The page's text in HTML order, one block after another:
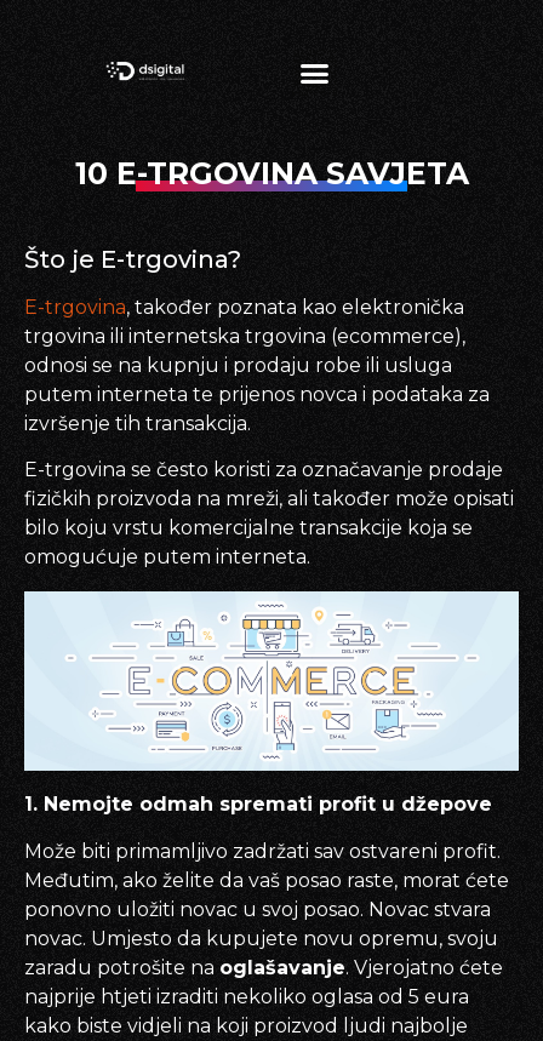
10 E-TRGOVINA SAVJETA
Što je E-trgovina?
E-trgovina, također poznata kao elektronička
trgovina ili internetska trgovina (ecommerce),
odnosi se na kupnju i prodaju robe ili usluga
putem interneta te prijenos novca i podataka za
izvršenje tih transakcija.
E-trgovina se često koristi za označavanje prodaje
fizičkih proizvoda na mreži, ali također može opisati
bilo koju vrstu komercijalne transakcije koja se
omogućuje putem interneta.
1. Nemojte odmah spremati profit u džepove
Može biti primamljivo zadržati sav ostvareni profit.
Međutim, ako želite da vaš posao raste, morat ćete
ponovno uložiti novac u svoj posao. Novac stvara
novac. Umjesto da kupujete novu opremu, svoju
zaradu potrošite na oglašavanje. Vjerojatno ćete
najprije htjeti izraditi nekoliko oglasa od 5 eura
kako biste vidjeli na koji proizvod ljudi najbolje